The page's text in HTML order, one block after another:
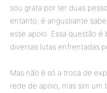
sou grata por ter duas
entanto, é angustiante
esse apoio. Essa questão
diversas lutas enfrentadas
Mas não é só a troca de
rede de apoio, mas sim um